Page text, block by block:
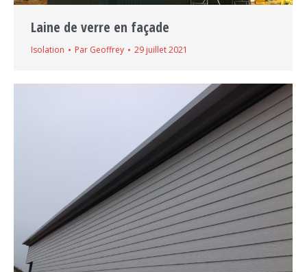
Laine de verre en façade
Isolation Par Geoffrey 29 juillet 2021